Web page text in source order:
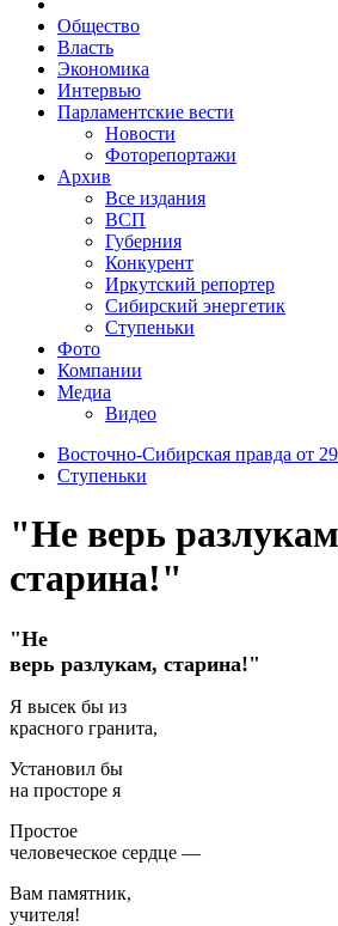
Общество
Власть
Экономика
Интервью
Парламентские вести
Новости
Фоторепортажи
Архив
Все издания
ВСП
Губерния
Конкурент
Иркутский репортер
Сибирский энергетик
Ступеньки
Фото
Компании
Медиа
Видео
Восточно-Сибирская правда от
Ступеньки
"Не верь
старина!"
"Не
верь разлукам, старина!"
Я высек бы из
красного гранита,
Установил бы
на просторе я
Простое
человеческое сердце —
Вам памятник,
учителя!